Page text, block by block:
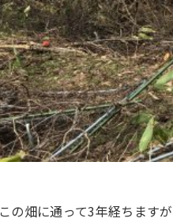
この畑に通って3年経ちます